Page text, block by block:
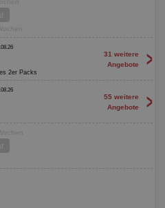
2er Packs
31 weitere
Angebote
>
55 weitere
Angebote
>